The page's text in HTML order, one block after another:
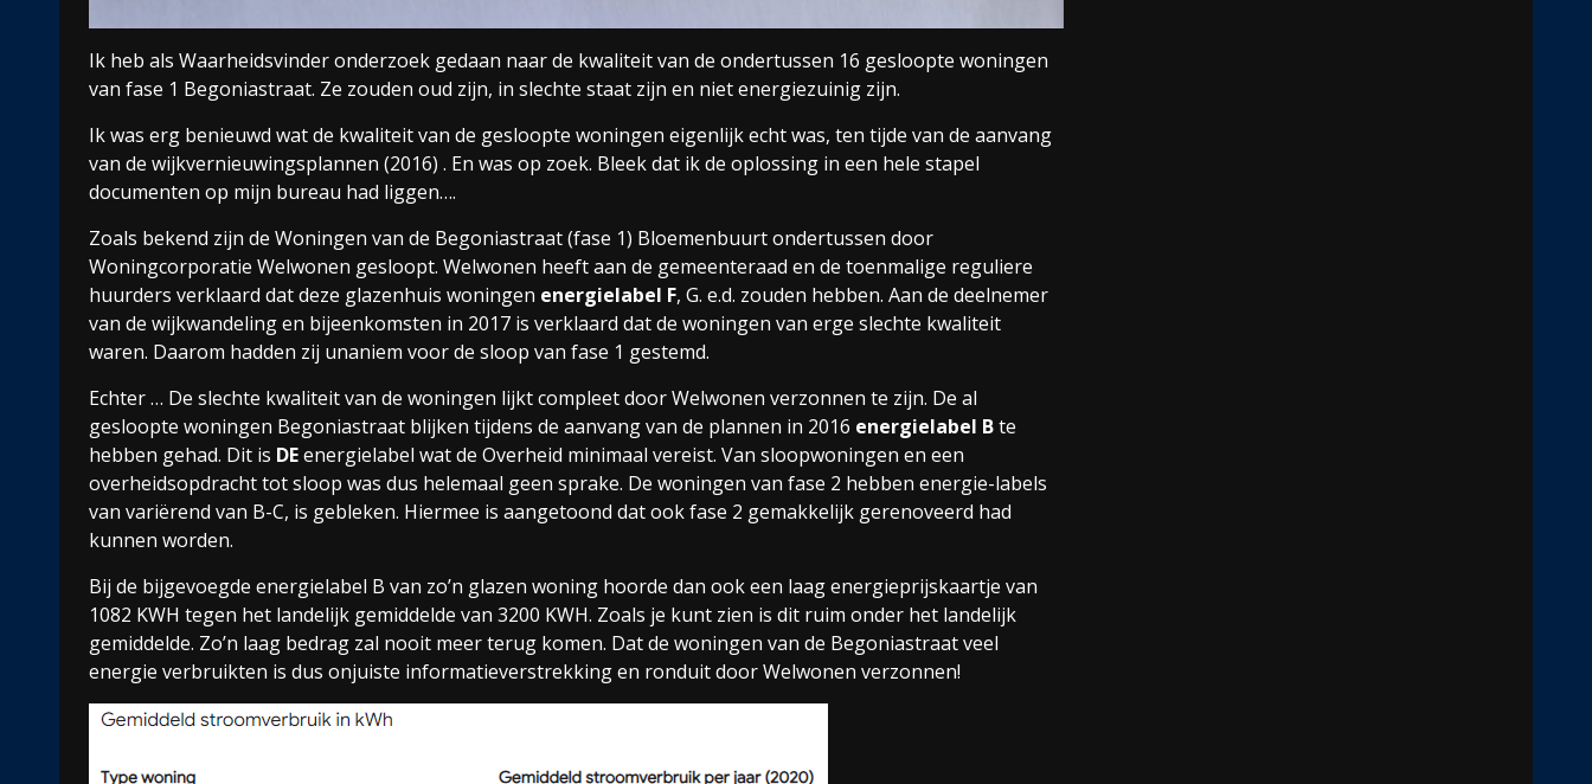
Ik heb als Waarheidsvinder onderzoek gedaan naar de kwaliteit van de ondertussen 16 gesloopte woningen
van fase 1 Begoniastraat. Ze zouden oud zijn, in slechte staat zijn en niet energiezuinig zijn.
Ik was erg benieuwd wat de kwaliteit van de gesloopte woningen eigenlijk echt was, ten tijde van de aanvang
van de wijkvernieuwingsplannen (2016) . En was op zoek. Bleek dat ik de oplossing in een hele stapel
documenten op mijn bureau had liggen….
Zoals bekend zijn de Woningen van de Begoniastraat (fase 1) Bloemenbuurt ondertussen door
Woningcorporatie Welwonen gesloopt. Welwonen heeft aan de gemeenteraad en de toenmalige reguliere
huurders verklaard dat deze glazenhuis woningen energielabel F, G. e.d. zouden hebben. Aan de deelnemer
van de wijkwandeling en bijeenkomsten in 2017 is verklaard dat de woningen van erge slechte kwaliteit
waren. Daarom hadden zij unaniem voor de sloop van fase 1 gestemd.
Echter … De slechte kwaliteit van de woningen lijkt compleet door Welwonen verzonnen te zijn. De al
gesloopte woningen Begoniastraat blijken tijdens de aanvang van de plannen in 2016 energielabel Bte
hebben gehad. Dit is DEenergielabel wat de Overheid minimaal vereist. Van sloopwoningen en een
overheidsopdracht tot sloop was dus helemaal geen sprake. De woningen van fase 2 hebben energie-labels
van variërend van B-C, is gebleken. Hiermee is aangetoond dat ook fase 2 gemakkelijk gerenoveerd had
kunnen worden.
Bij de bijgevoegde energielabel B van zo’n glazen woning hoorde dan ook een laag energieprijskaartje van
1082 KWH tegen het landelijk gemiddelde van 3200 KWH. Zoals je kunt zien is dit ruim onder het landelijk
gemiddelde. Zo’n laag bedrag zal nooit meer terug komen. Dat de woningen van de Begoniastraat veel
energie verbruikten is dus onjuiste informatieverstrekking en ronduit door Welwonen verzonnen!